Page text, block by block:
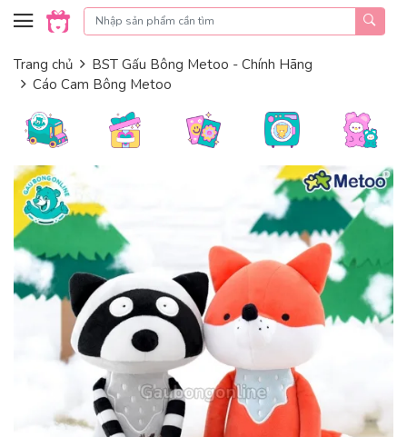
Skip to content
Trang chủ
BST Gấu Bông Metoo - Chính Hãng
Cáo Cam Bông Metoo